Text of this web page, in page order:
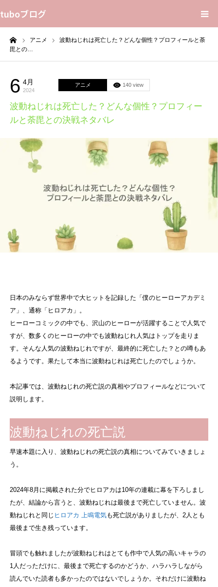
tuboブログ
アニメ
波動ねじれは死亡した？どんな個性？プロフィールと荼
毘との…
6 4月
2024
アニメ 140 view
波動ねじれは死亡した？どんな個性？プロフィー
ルと荼毘との決戦ネタバレ
日本のみならず世界中で大ヒットを記録した「僕のヒーローアカデミ
ア」、通称「ヒロアカ」。
ヒーローコミックの中でも、沢山のヒーローが活躍することで人気で
すが、数多くのヒーローの中でも波動ねじれ人気はトップを走りま
す。そんな人気の波動ねじれですが、最終的に死亡した？との噂もあ
るようです。果たして本当に波動ねじれは死亡したのでしょうか。
本記事では、波動ねじれの死亡説の真相やプロフィールなどについて
説明します。
波動ねじれの死亡説
早速本題に入り、波動ねじれの死亡説の真相についてみていきましょ
う。
2024年8月に掲載された分でヒロアカは10年の連載に幕を下ろしまし
たが、結論から言うと、波動ねじれは最後まで死亡していません。波
動ねじれと同じ ヒロアカ 上鳴電気も死亡説がありましたが、2人とも
最後まで生き残っています。
冒頭でも触れましたが波動ねじれはとても作中で人気の高いキャラの
1人だっただけに、最後まで死亡するのかどうか、ハラハラしながら
読んでいた読者も多かったのではないでしょうか。それだけに波動ね
花言葉
Sitemap
Contact Us